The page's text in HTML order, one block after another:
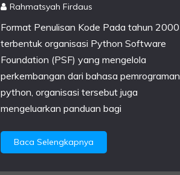
Rahmatsyah Firdaus
Format Penulisan Kode Pada tahun 2000
terbentuk organisasi Python Software
Foundation (PSF) yang mengelola
perkembangan dari bahasa pemrograman
python, organisasi tersebut juga
mengeluarkan panduan bagi
Baca Selengkapnya